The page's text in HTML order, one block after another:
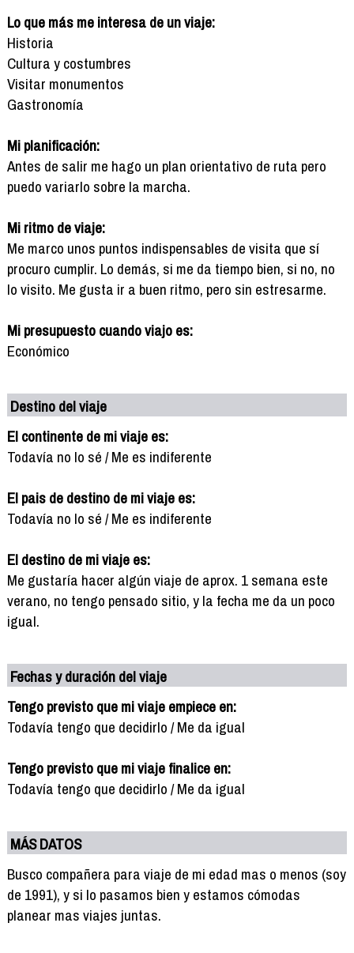
Lo que más me interesa de un viaje:
Historia
Cultura y costumbres
Visitar monumentos
Gastronomía
Mi planificación:
Antes de salir me hago un plan orientativo de ruta pero
puedo variarlo sobre la marcha.
Mi ritmo de viaje:
Me marco unos puntos indispensables de visita que sí
procuro cumplir. Lo demás, si me da tiempo bien, si no, no
lo visito. Me gusta ir a buen ritmo, pero sin estresarme.
Mi presupuesto cuando viajo es:
Económico
Destino del viaje
El continente de mi viaje es:
Todavía no lo sé / Me es indiferente
El pais de destino de mi viaje es:
Todavía no lo sé / Me es indiferente
El destino de mi viaje es:
Me gustaría hacer algún viaje de aprox. 1 semana este
verano, no tengo pensado sitio, y la fecha me da un poco
igual.
Fechas y duración del viaje
Tengo previsto que mi viaje empiece en:
Todavía tengo que decidirlo / Me da igual
Tengo previsto que mi viaje finalice en:
Todavía tengo que decidirlo / Me da igual
MÁS DATOS
Busco compañera para viaje de mi edad mas o menos (soy
de 1991), y si lo pasamos bien y estamos cómodas
planear mas viajes juntas.